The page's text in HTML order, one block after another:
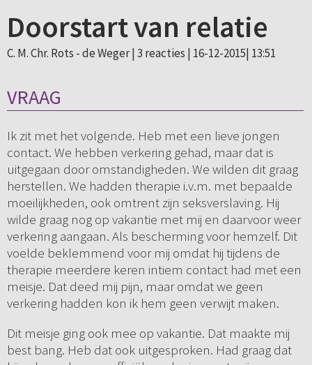
Doorstart van relatie
C. M. Chr. Rots - de Weger | 3 reacties | 16-12-2015| 13:51
VRAAG
Ik zit met het volgende. Heb met een lieve jongen
contact. We hebben verkering gehad, maar dat is
uitgegaan door omstandigheden. We wilden dit graag
herstellen. We hadden therapie i.v.m. met bepaalde
moeilijkheden, ook omtrent zijn seksverslaving. Hij
wilde graag nog op vakantie met mij en daarvoor weer
verkering aangaan. Als bescherming voor hemzelf. Dit
voelde beklemmend voor mij omdat hij tijdens de
therapie meerdere keren intiem contact had met een
meisje. Dat deed mij pijn, maar omdat we geen
verkering hadden kon ik hem geen verwijt maken.
Dit meisje ging ook mee op vakantie. Dat maakte mij
best bang. Heb dat ook uitgesproken. Had graag dat